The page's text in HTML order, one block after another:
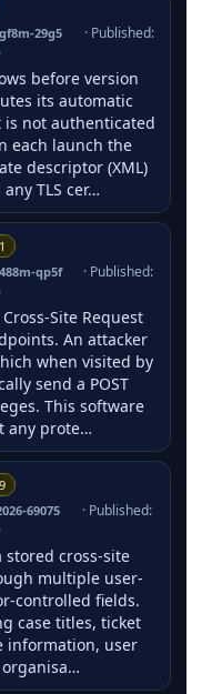
29g5
· Published:
before version
its automatic
is not authenticated
each launch the
descriptor (XML)
TLS cer…
qp5f
· Published:
Site Request
An attacker
when visited by
send a POST
This software
any prote…
69075
· Published:
stored cross-site
multiple user-
controlled fields.
case titles, ticket
information, user